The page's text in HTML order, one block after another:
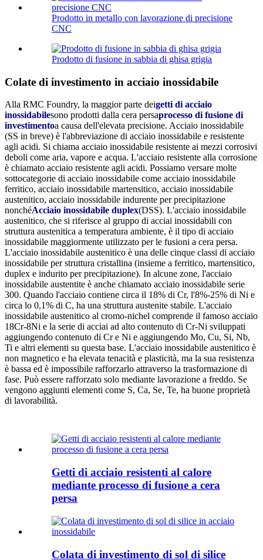
Prodotto in metallo con lavorazione di precisione
CNC
Prodotto di fusione in sabbia di ghisa grigia
Colate di investimento in acciaio inossidabile
Alla RMC Foundry, la maggior parte deigetti di acciaio
inossidabilesono prodotti dalla cera persaprocesso di fusione di
investimentoa causa dell'elevata precisione. Acciaio inossidabile
(SS in breve) è l'abbreviazione di acciaio inossidabile e resistente
agli acidi. Si chiama acciaio inossidabile resistente ai mezzi corrosivi
deboli come aria, vapore e acqua. L'acciaio resistente alla corrosione
è chiamato acciaio resistente agli acidi. Possiamo versare molte
sottocategorie di acciaio inossidabile come acciaio inossidabile
ferritico, acciaio inossidabile martensitico, acciaio inossidabile
austenitico, acciaio inossidabile indurente per precipitazione
nonchéAcciaio inossidabile duplex(DSS). L'acciaio inossidabile
austenitico, che si riferisce al gruppo di acciai inossidabili con
struttura austenitica a temperatura ambiente, è il tipo di acciaio
inossidabile maggiormente utilizzato per le fusioni a cera persa.
L'acciaio inossidabile austenitico è una delle cinque classi di acciaio
inossidabile per struttura cristallina (insieme a ferritico, martensitico,
duplex e indurito per precipitazione). In alcune zone, l'acciaio
inossidabile austentite è anche chiamato acciaio inossidabile serie
300. Quando l'acciaio contiene circa il 18% di Cr, l'8%-25% di Ni e
circa lo 0,1% di C, ha una struttura austenite stabile. L'acciaio
inossidabile austenitico al cromo-nichel comprende il famoso acciaio
18Cr-8Ni e la serie di acciai ad alto contenuto di Cr-Ni sviluppati
aggiungendo contenuto di Cr e Ni e aggiungendo Mo, Cu, Si, Nb,
Ti e altri elementi su questa base. L'acciaio inossidabile austenitico è
non magnetico e ha elevata tenacità e plasticità, ma la sua resistenza
è bassa ed è impossibile rafforzarlo attraverso la trasformazione di
fase. Può essere rafforzato solo mediante lavorazione a freddo. Se
vengono aggiunti elementi come S, Ca, Se, Te, ha buone proprietà
di lavorabilità.
Getti di acciaio resistenti al calore
mediante processo di fusione a cera
persa
Colata di investimento di sol di silice